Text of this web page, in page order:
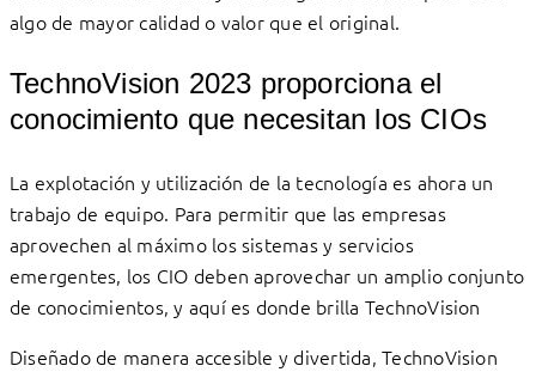
algo de mayor calidad o valor que el original.
TechnoVision 2023 proporciona el
conocimiento que necesitan los CIOs
La explotación y utilización de la tecnología es ahora un
trabajo de equipo. Para permitir que las empresas
aprovechen al máximo los sistemas y servicios
emergentes, los CIO deben aprovechar un amplio conjunto
de conocimientos, y aquí es donde brilla TechnoVision
Diseñado de manera accesible y divertida, TechnoVision